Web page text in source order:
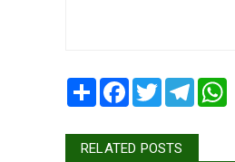
Share Facebook
Twitter
RELATED POSTS